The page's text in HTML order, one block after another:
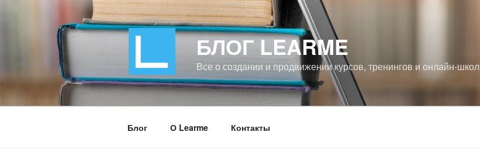
содержимому
БЛОГ LEARME
Все о создании и продвижении курсов, тренингов и онлайн-школ
Блог О Learme Контакты